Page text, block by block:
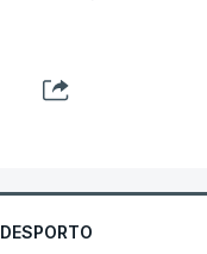
DESPORTO